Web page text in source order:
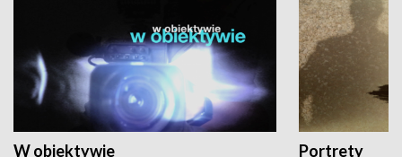
W obiektywie Portrety